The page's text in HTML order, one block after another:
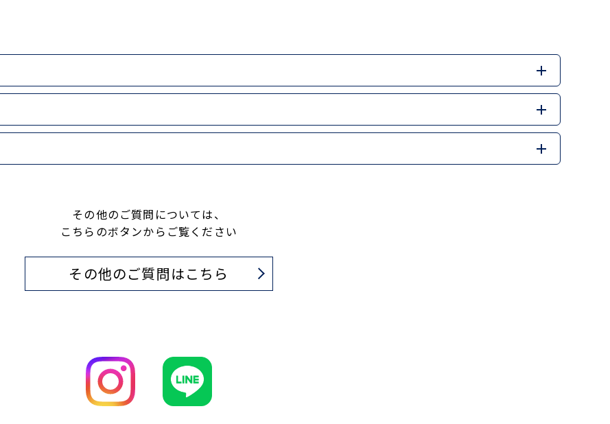
その他のご質問については、
こちらのボタンからご覧ください
その他のご質問はこちら